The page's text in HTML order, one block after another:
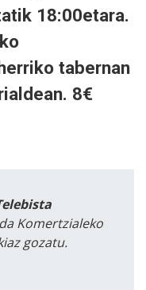
18:00etara.
tabernan
8€
Komertzialeko
gozatu.